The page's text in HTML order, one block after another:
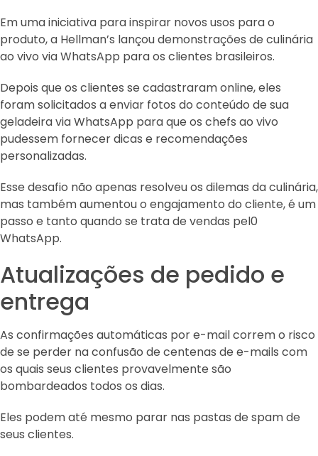
Em uma iniciativa para inspirar novos usos para o
produto, a Hellman’s lançou demonstrações de culinária
ao vivo via WhatsApp para os clientes brasileiros.
Depois que os clientes se cadastraram online, eles
foram solicitados a enviar fotos do conteúdo de sua
geladeira via WhatsApp para que os chefs ao vivo
pudessem fornecer dicas e recomendações
personalizadas.
Esse desafio não apenas resolveu os dilemas da culinária,
mas também aumentou o engajamento do cliente, é um
passo e tanto quando se trata de vendas pel0
WhatsApp.
Atualizações de pedido e
entrega
As confirmações automáticas por e-mail correm o risco
de se perder na confusão de centenas de e-mails com
os quais seus clientes provavelmente são
bombardeados todos os dias.
Eles podem até mesmo parar nas pastas de spam de
seus clientes.